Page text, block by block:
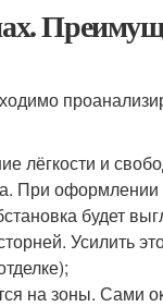
лёгкости и
При
будет
Усилить
на зоны. Сами